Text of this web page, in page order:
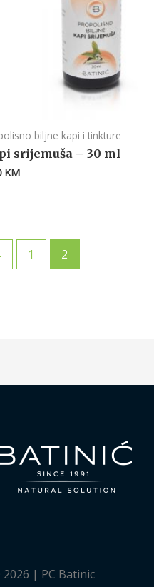
biljne kapi i tinkture
srijemuša – 30 ml
KM
1 2
| PC Batinic